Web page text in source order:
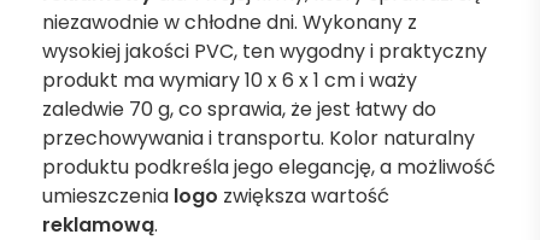
niezawodnie w chłodne dni. Wykonany z
wysokiej jakości PVC, ten wygodny i praktyczny
produkt ma wymiary 10 x 6 x 1 cm i waży
zaledwie 70 g, co sprawia, że jest łatwy do
przechowywania i transportu. Kolor naturalny
produktu podkreśla jego elegancję, a możliwość
umieszczenia logo zwiększa wartość
reklamową.